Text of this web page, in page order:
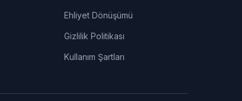
Ehliyet Dönüşümü
Gizlilik Politikası
Kullanım Şartları